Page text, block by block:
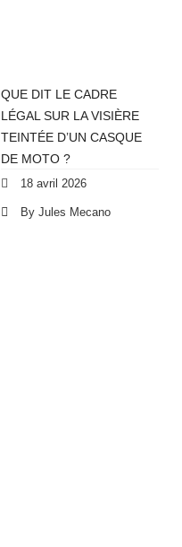
QUE DIT LE CADRE
LÉGAL SUR LA VISIÈRE
TEINTÉE D’UN CASQUE
DE MOTO ?
18 avril 2026
By Jules Mecano